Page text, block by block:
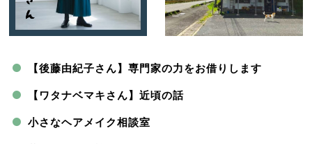
【後藤由紀子さん】専門家の力をお借りします
【ワタナベマキさん】近頃の話
小さなヘアメイク相談室